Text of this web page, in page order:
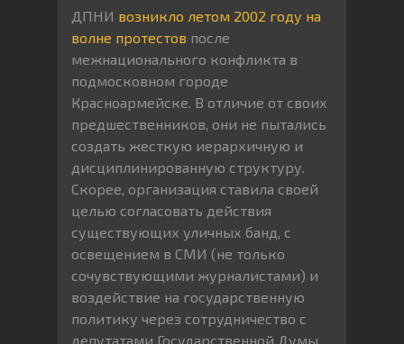
ДПНИ возникло летом 2002 году на
волне протестов после
межнационального конфликта в
подмосковном городе
Красноармейске. В отличие от своих
предшественников, они не пытались
создать жесткую иерархичную и
дисциплинированную структуру.
Скорее, организация ставила своей
целью согласовать действия
существующих уличных банд, с
освещением в СМИ (не только
сочувствующими журналистами) и
воздействие на государственную
политику через сотрудничество с
депутатами Государственной Думы,